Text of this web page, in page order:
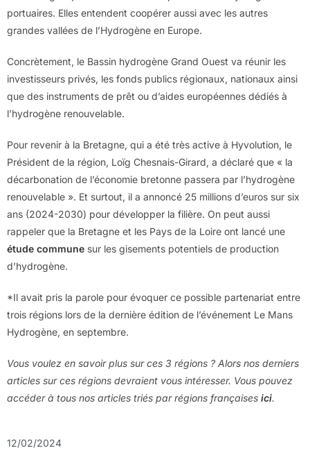
portuaires. Elles entendent coopérer aussi avec les autres
grandes vallées de l’Hydrogène en Europe.
Concrètement, le Bassin hydrogène Grand Ouest va réunir les
investisseurs privés, les fonds publics régionaux, nationaux ainsi
que des instruments de prêt ou d’aides européennes dédiés à
l’hydrogène renouvelable.
Pour revenir à la Bretagne, qui a été très active à Hyvolution, le
Président de la région, Loïg Chesnais-Girard, a déclaré que « la
décarbonation de l’économie bretonne passera par l’hydrogène
renouvelable ». Et surtout, il a annoncé 25 millions d’euros sur six
ans (2024-2030) pour développer la filière. On peut aussi
rappeler que la Bretagne et les Pays de la Loire ont lancé une
étude commune sur les gisements potentiels de production
d’hydrogène.
*Il avait pris la parole pour évoquer ce possible partenariat entre
trois régions lors de la dernière édition de l’événement Le Mans
Hydrogène, en septembre.
Vous voulez en savoir plus sur ces 3 régions ? Alors nos derniers
articles sur ces régions devraient vous intéresser. Vous pouvez
accéder à tous nos articles triés par régions françaises ici.
12/02/2024